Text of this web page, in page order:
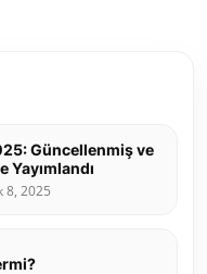
Güncellenmiş ve
Yayımlandı
8, 2025